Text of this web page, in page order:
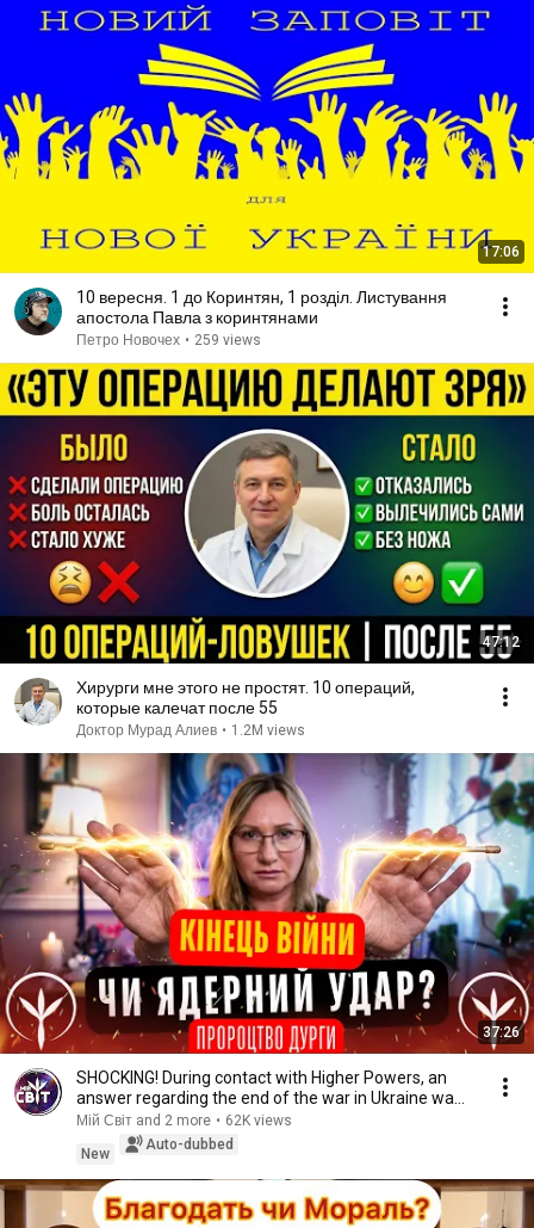
17:06
10 вересня. 1 до Коринтян, 1 розділ. Листування
апостола Павла з коринтянами
Петро Новочех • 259 views
47:12
Хирурги мне этого не простят. 10 операций,
которые калечат после 55
Доктор Мурад Алиев • 1.2M views
37:26
SHOCKING! During contact with Higher Powers, an
answer regarding the end of the war in Ukraine wa...
Мій Світ and 2 more • 62K views
New
Auto-dubbed